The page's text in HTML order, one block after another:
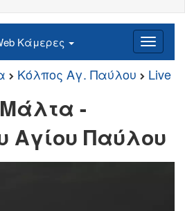
Κάμερες
Κόλπος Αγ. Παύλου Live
-
Αγίου Παύλου